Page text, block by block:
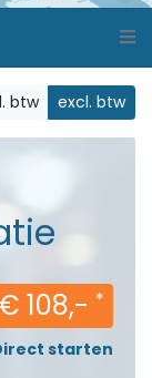
btw excl. btw
€ 108,- *
starten